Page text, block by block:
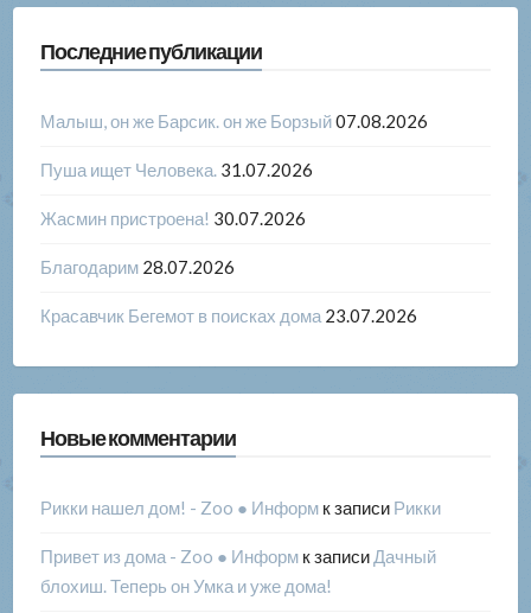
Последние публикации
Малыш, он же Барсик. он же Борзый07.08.2026
Пуша ищет Человека. 31.07.2026
Жасмин пристроена! 30.07.2026
Благодарим 28.07.2026
Красавчик Бегемот в поисках дома 23.07.2026
Новые комментарии
Рикки нашел дом! - Zoo ● Информк записи Рикки
Привет из дома - Zoo ● Информк записи Дачный
блохиш. Теперь он Умка и уже дома!